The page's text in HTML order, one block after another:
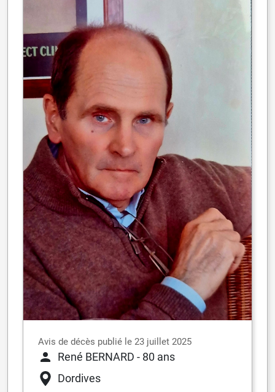
Avis de décès publié le 23 juillet 2025
René BERNARD - 80 ans
Dordives